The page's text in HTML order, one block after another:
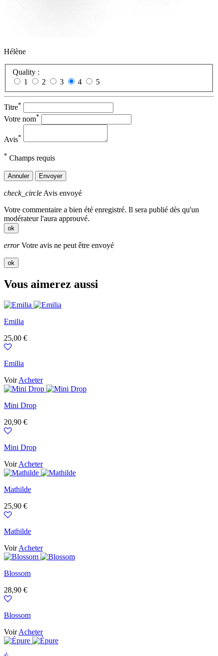
Hélène
Quality :
1
2 3 4 5
Titre*
Votre nom*
Avis*
* Champs requis
Annuler Envoyer
check_circle Avis envoyé
Votre commentaire a bien été enregistré. Il sera publié dès qu'un
modérateur l'aura approuvé.
ok
errorVotre avis ne peut être envoyé
ok
Vous aimerez aussi
Emilia
Prix
25,00 €
Emilia
VoirAcheter
Mini Drop
Prix
20,90 €
Mini Drop
VoirAcheter
Mathilde
Prix
25,90 €
Mathilde
VoirAcheter
Blossom
Prix
28,90 €
Blossom
VoirAcheter